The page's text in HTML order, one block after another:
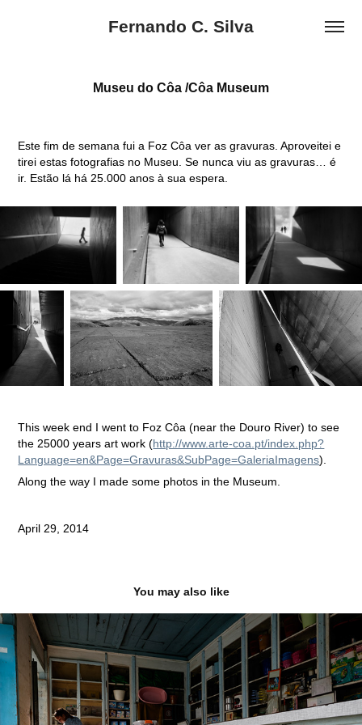
Fernando C. Silva
Museu do Côa /Côa Museum
Este fim de semana fui a Foz Côa ver as gravuras. Aproveitei e
tirei estas fotografias no Museu. Se nunca viu as gravuras… é
ir. Estão lá há 25.000 anos à sua espera.
This week end I went to Foz Côa (near the Douro River) to see
the 25000 years art work (http://www.arte-coa.pt/index.php?
Language=en&Page=Gravuras&SubPage=GaleriaImagens).
Along the way I made some photos in the Museum.
April 29, 2014
You may also like